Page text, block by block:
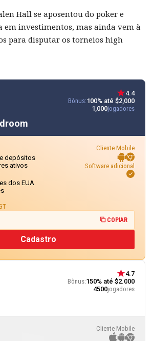
Hall se aposentou do poker e
em investimentos, mas ainda vem à
para disputar os torneios high
4.7
Bônus:150% até $2.000
4500jogadores
Cliente Mobile
4.4
Bônus:100% até $2,000
1,000jogadores
depósitos
ativos
dos EUA
Cliente Mobile
Software adicional
COPIAR
Cadastro